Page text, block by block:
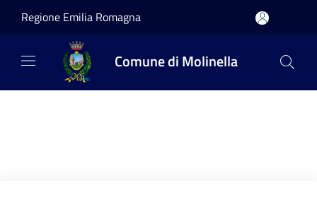
Regione Emilia Romagna
Comune di Molinella